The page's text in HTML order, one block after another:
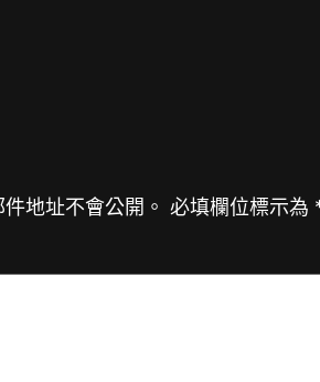
地址不會公開。 必填欄位標示為